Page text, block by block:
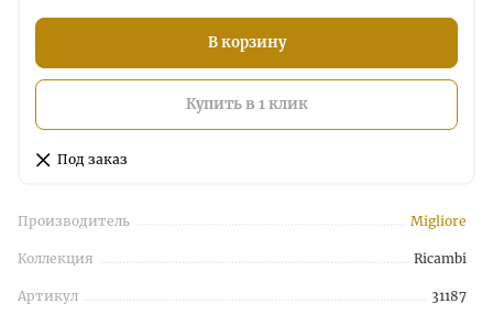
В корзину
Купить в 1 клик
Под заказ
Производитель Migliore
Коллекция Ricambi
Артикул 31187